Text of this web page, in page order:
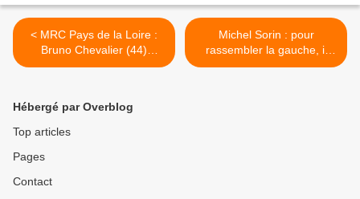
< MRC Pays de la Loire :
Bruno Chevalier (44)
succède à Michel Sorin
Michel Sorin : pour
rassembler la gauche, il
faut une initiative citoyenne
Hébergé par Overblog
Top articles
Pages
Contact